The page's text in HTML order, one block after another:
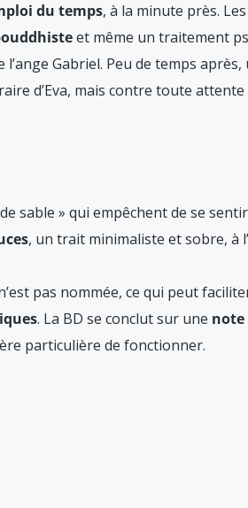
du temps, à la minute près.
et même un traitement
l’ange Gabriel. Peu de temps
d’Eva, mais contre toute attente
sable » qui empêchent de se
, un trait minimaliste et sobre, à
pas nommée, ce qui peut
. La BD se conclut sur une
particulière de fonctionner.